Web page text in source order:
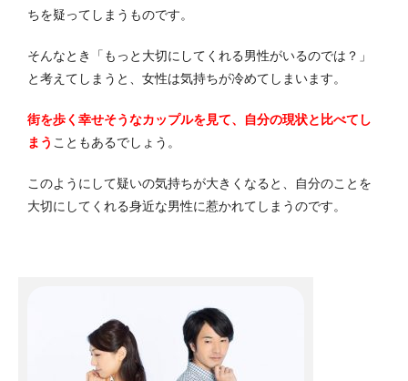
ちを疑ってしまうものです。
そんなとき「もっと大切にしてくれる男性がいるのでは？」
と考えてしまうと、女性は気持ちが冷めてしまいます。
街を歩く幸せそうなカップルを見て、自分の現状と比べてし
まう こともあるでしょう。
このようにして疑いの気持ちが大きくなると、自分のことを
大切にしてくれる身近な男性に惹かれてしまうのです。